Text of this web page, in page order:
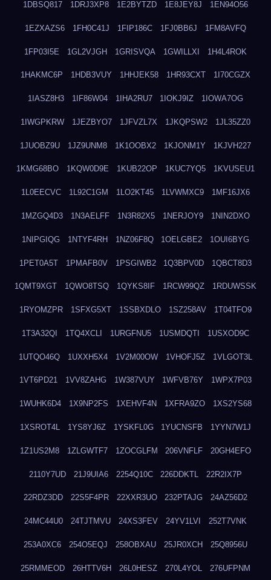
1DBSQ817 1DRJ3XP8 1E2BYTZD 1E8JEY8J 1EN94O56
1EZXAZS6 1FH0C41J 1FIP186C 1FJ0BB6J 1FM8AVFQ
1FP03I5E 1GL2VJGH 1GRISVQA 1GWILLXI 1H4L4ROK
1HAKMC6P 1HDB3VUY 1HHJEK58 1HR93CXT 1I70CGZX
1IASZ8H3 1IF86W04 1IHA2RU7 1IOKJ9IZ 1IOWA7OG
1IWGPKRW 1JEZBYO7 1JFVZL7X 1JKQPSW2 1JL35ZZ0
1JUOBZ9U 1JZ9UNM8 1K1OOBX2 1KJONM1Y 1KJVH227
1KMG68BO 1KQW0D9E 1KUB22OP 1KUC7YQ5 1KVUSEU1
1L0EECVC 1L92C1GM 1LO2KT45 1LVWMXC9 1MF16JX6
1MZGQ4D3 1N3AELFF 1N3R82X5 1NERJOY9 1NIN2DXO
1NIPGIQG 1NTYF4RH 1NZ06F8Q 1OELGBE2 1OUI6BYG
1PET0A5T 1PMAFB0V 1PSGIWB2 1Q3BPV0D 1QBCT8D3
1QMT9XGT 1QWO8TSQ 1QYKS8IF 1RCW99QZ 1RDUWSSK
1RYOMZPR 1SFXG5XT 1SSBXDLO 1SZ258AV 1T04TFO9
1T3A32QI 1TQ4XCLI 1URGFNU5 1USMDQTI 1USXOD9C
1UTQO46Q 1UXXH5X4 1V2M00OW 1VHOFJ5Z 1VLGOT3L
1VT6PD21 1VV8ZAHG 1W387VUY 1WFVB76Y 1WPX7P03
1WUHK6D4 1X9NP2FS 1XEHVF4N 1XFRA9ZO 1XS2YS68
1XSROT4L 1YS8YJ6Z 1YSKFL0G 1YUCNSFB 1YYN7W1J
1Z1US2M8 1ZLGWTF7 1ZOCGLFM 206VNFLF 20GH4EFO
2110Y7UD 21J9UIA6 2254Q10C 226DDKTL 22R2IX7P
22RDZ3DD 22S5F4PR 22XXR3UO 232PTAJG 24AZ56D2
24MC44U0 24TJTMVU 24XS3FEV 24YV1LVI 252T7VNK
253A0XC6 254O5EQJ 258OBXAU 25JR0XCH 25Q8956U
25RMMEOD 26HTTV6H 26L0HESZ 270L4YOL 276UFPNM